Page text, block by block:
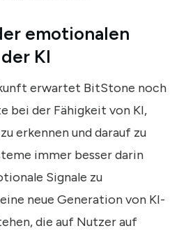
emotionalen
KI
erwartet BitStone noch
bei der Fähigkeit von KI,
erkennen und darauf zu
immer besser darin
Signale zu
neue Generation von KI-
die auf Nutzer auf